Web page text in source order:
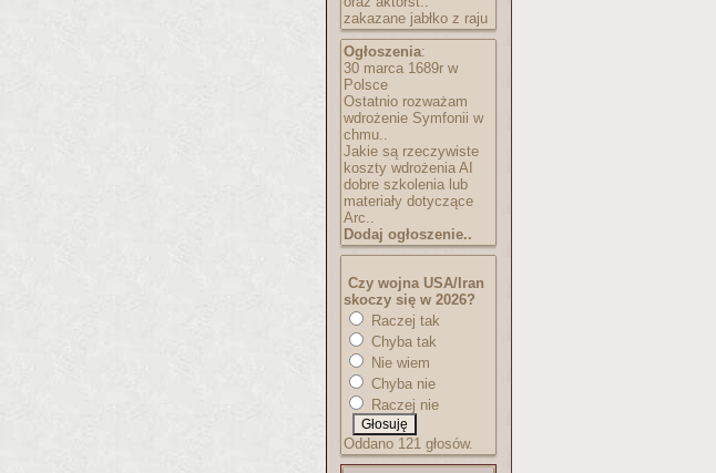
zakazane jabłko z raju
Ogłoszenia:
30 marca 1689r w
Polsce
Ostatnio rozważam
wdrożenie Symfonii w
chmu..
Jakie są rzeczywiste
koszty wdrożenia AI
dobre szkolenia lub
materiały dotyczące
Arc..
Dodaj ogłoszenie..
Czy wojna USA/Iran
skoczy się w 2026?
Raczej tak
Chyba tak
Nie wiem
Chyba nie
Raczej nie
Oddano 121 głosów.